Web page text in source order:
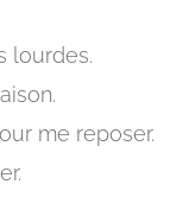
lourdes.
me reposer.